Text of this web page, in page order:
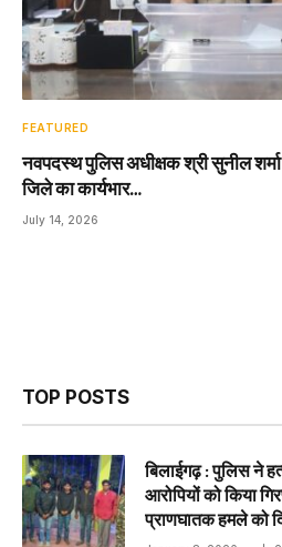
FEATURED
नवपदस्थ पुलिस अधीक्षक श्री सुनील
जिले का कार्यभार…
July 14, 2026
TOP POSTS
बिलाईगढ़ : पुलिस ने
आरोपियों को किया
प्राणघातक हमले को